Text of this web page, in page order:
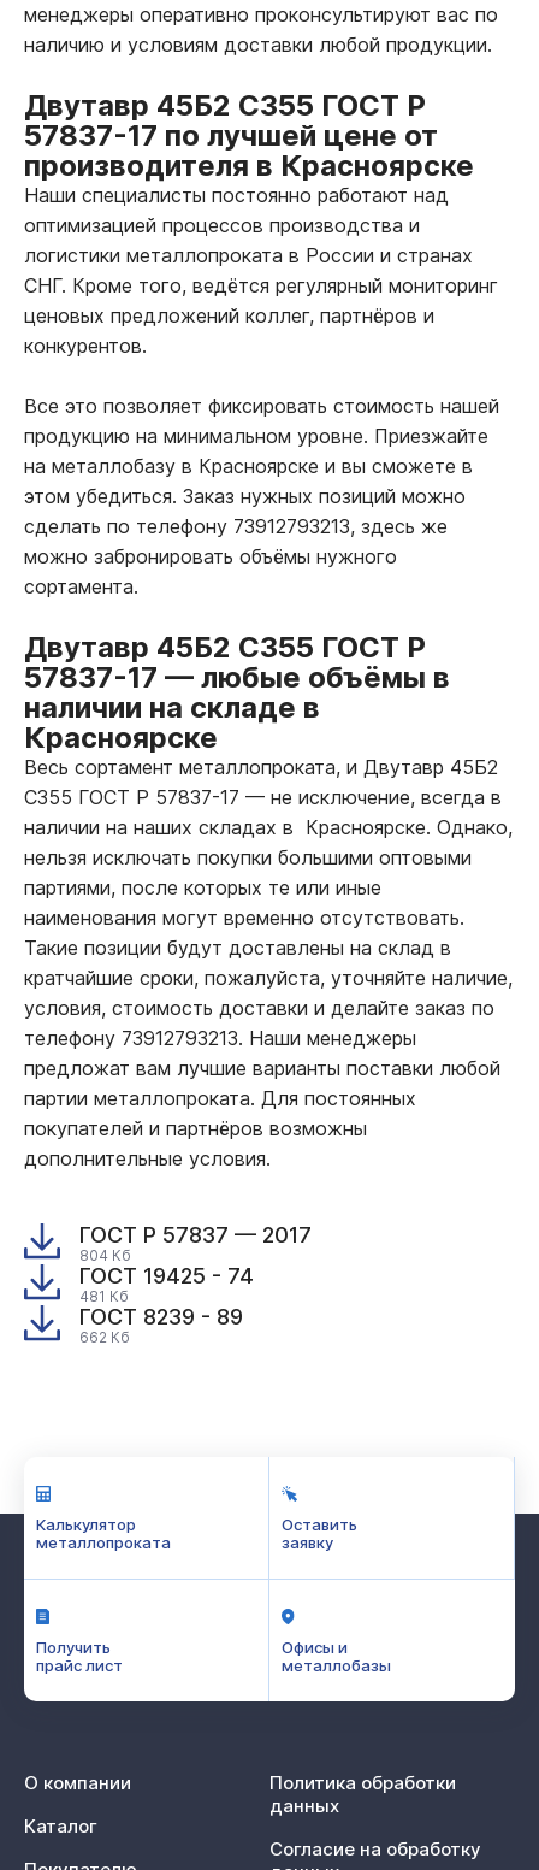
менеджеры оперативно проконсультируют вас по
наличию и условиям доставки любой продукции.
Двутавр 45Б2 С355 ГОСТ Р
57837-17 по лучшей цене от
производителя в Красноярске
Наши специалисты постоянно работают над
оптимизацией процессов производства и
логистики металлопроката в России и странах
СНГ. Кроме того, ведётся регулярный мониторинг
ценовых предложений коллег, партнёров и
конкурентов.
Все это позволяет фиксировать стоимость нашей
продукцию на минимальном уровне. Приезжайте
на металлобазу в Красноярске и вы сможете в
этом убедиться. Заказ нужных позиций можно
сделать по телефону 73912793213, здесь же
можно забронировать объёмы нужного
сортамента.
Двутавр 45Б2 С355 ГОСТ Р
57837-17 — любые объёмы в
наличии на складе в
Красноярске
Весь сортамент металлопроката, и Двутавр 45Б2
С355 ГОСТ Р 57837-17 — не исключение, всегда в
наличии на наших складах в Красноярске. Однако,
нельзя исключать покупки большими оптовыми
партиями, после которых те или иные
наименования могут временно отсутствовать.
Такие позиции будут доставлены на склад в
кратчайшие сроки, пожалуйста, уточняйте наличие,
условия, стоимость доставки и делайте заказ по
телефону 73912793213. Наши менеджеры
предложат вам лучшие варианты поставки любой
партии металлопроката. Для постоянных
покупателей и партнёров возможны
дополнительные условия.
ГОСТ Р 57837 — 2017
804 Кб
ГОСТ 19425 - 74
481 Кб
ГОСТ 8239 - 89
662 Кб
Калькулятор
металлопроката
Оставить
заявку
Получить
прайс лист
Офисы и
металлобазы
О компании
Каталог
Политика обработки
данных
Согласие на обработку